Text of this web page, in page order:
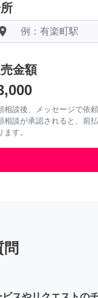
金額
相談後、メッセージで依
相談が承認されると、前
ます。